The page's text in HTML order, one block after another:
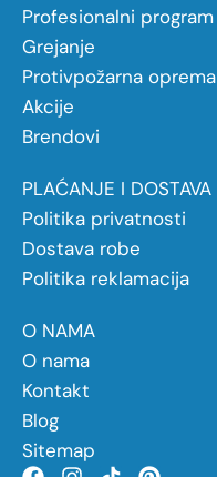
Profesionalni program
Grejanje
Protivpožarna oprema
Akcije
Brendovi
PLAĆANJE I DOSTAVA
Politika privatnosti
Dostava robe
Politika reklamacija
O NAMA
O nama
Kontakt
Blog
Sitemap